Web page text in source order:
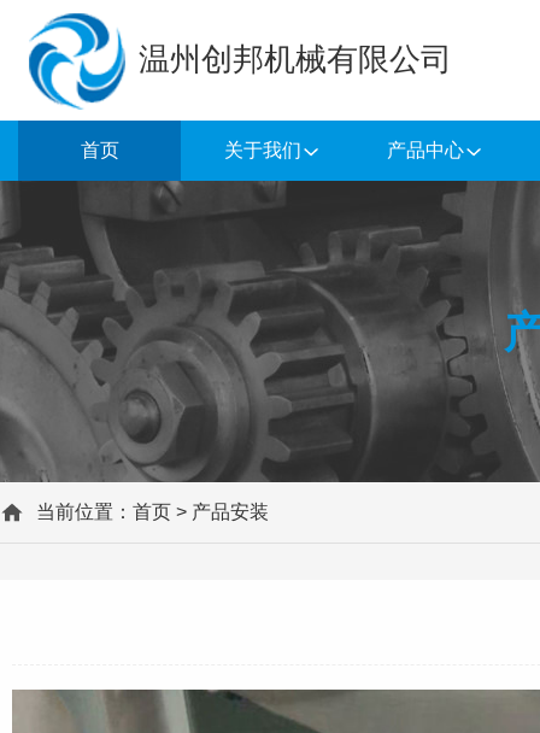
温州创邦机械有限公司
首页 关于我们 产品中心
当前位置： 首页 > 产品安装